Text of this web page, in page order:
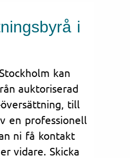
i
kan
auktoriserad
till
en professionell
ni få kontakt
vidare. Skicka